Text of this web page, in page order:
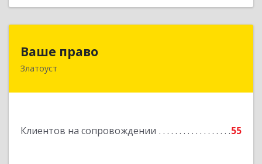
Ваше право
Златоуст
Клиентов на сопровождении 55